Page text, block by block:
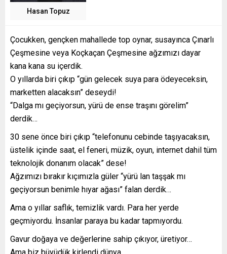
Hasan Topuz
Çocukken, gençken mahallede top oynar, susayınca Çınarlı
Çeşmesine veya Koçkaçan Çeşmesine ağzımızı dayar
kana kana su içerdik.
O yıllarda biri çıkıp “gün gelecek suya para ödeyeceksin,
marketten alacaksın” deseydi!
“Dalga mı geçiyorsun, yürü de ense traşını görelim”
derdik…
30 sene önce biri çıkıp “telefonunu cebinde taşıyacaksın,
üstelik içinde saat, el feneri, müzik, oyun, internet dahil tüm
teknolojik donanım olacak” dese!
Ağzımızı bırakır kıçımızla güler “yürü lan taşşak mı
geçiyorsun benimle hıyar ağası” falan derdik…
Ama o yıllar saflık, temizlik vardı. Para her yerde
geçmiyordu. İnsanlar paraya bu kadar tapmıyordu.
Gavur doğaya ve değerlerine sahip çıkıyor, üretiyor…